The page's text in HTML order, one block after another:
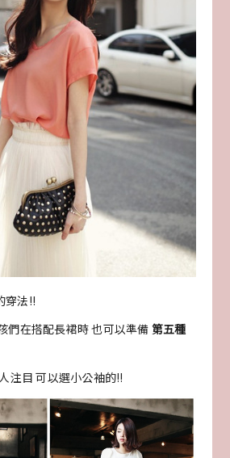
穿法!!
們在搭配長裙時 也可以準備 第五種
注目 可以選小公袖的!!